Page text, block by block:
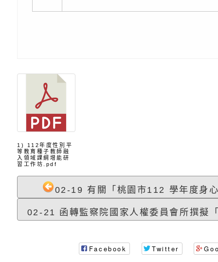
題融入教學－國民中
（教材）推薦實施計
字稿及LCD託播影（
國家發展委員會檔案
理本(115)年「春遊
動
檢送桃園市政府家庭
「小桃家4月課程資
姻怎麼翻譯－青少年
工作坊」、「愛『原
親子共學同樂會」、
代愛在陪伴」、「親
時光」海報
西門國小114學年度
親職教育講座「如何
情緒力？—用SEL玩
子溝通之秘訣」
有關財團法人中華國
礙者生命教育推廣協
「環保愛台灣」第五
礙者中小學生環保繪
檢送行政院新聞傳播
月份公共服務政策溝
訊
有關桃園市政府家庭
辦理115年原住民家
『原原』不絕－親子
桃園市大溪區田心國
理「桃園市115年度
轉知中華民國全國家
1) 112年度性別平
等教育種子教師融
入領域課綱增能研
習工作坊.pdf
02-19 有關「桃園市112 學年度身
02-21 函轉監察院國家人權委員會所撰擬
Facebook Twitter